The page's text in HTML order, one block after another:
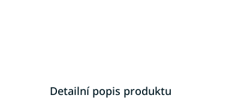
Detailní popis produktu